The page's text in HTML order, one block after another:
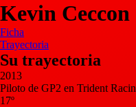
Kevin Ceccon
Ficha
Trayectoria
Su trayectoria
2013
Piloto de GP2 en Trident
17º